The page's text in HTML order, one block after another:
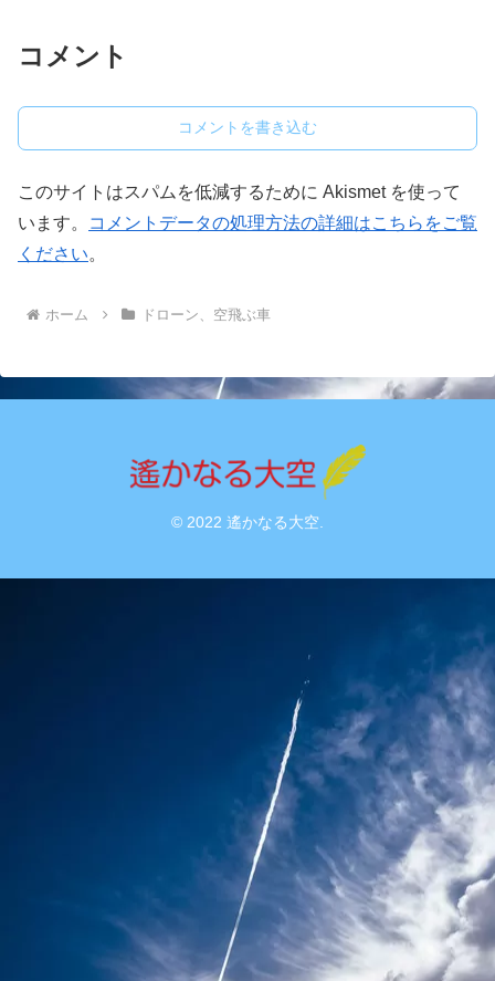
コメント
コメントを書き込む
このサイトはスパムを低減するために Akismet を使って
います。
コメントデータの処理方法の詳細はこちらをご覧
ください。
ホーム ドローン、空飛ぶ車
© 2022 遙かなる大空.